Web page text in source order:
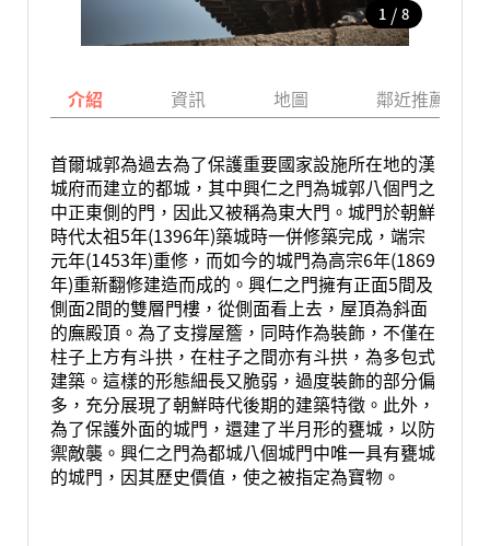
1 / 8
介紹 資訊 地圖 鄰近推薦景點
首爾城郭為過去為了保護重要國家設施所在地的漢
城府而建立的都城，其中興仁之門為城郭八個門之
中正東側的門，因此又被稱為東大門。城門於朝鮮
時代太祖5年(1396年)築城時一併修築完成，端宗
元年(1453年)重修，而如今的城門為高宗6年(1869
年)重新翻修建造而成的。興仁之門擁有正面5間及
側面2間的雙層門樓，從側面看上去，屋頂為斜面
的廡殿頂。為了支撐屋簷，同時作為裝飾，不僅在
柱子上方有斗拱，在柱子之間亦有斗拱，為多包式
建築。這樣的形態細長又脆弱，過度裝飾的部分偏
多，充分展現了朝鮮時代後期的建築特徵。此外，
為了保護外面的城門，還建了半月形的甕城，以防
禦敵襲。興仁之門為都城八個城門中唯一具有甕城
的城門，因其歷史價值，使之被指定為寶物。